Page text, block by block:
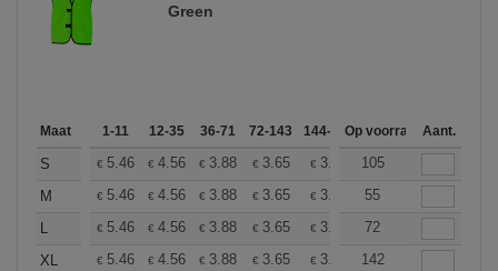
Green
Maat 1-11 12-35 36-71 72-143 144-287 288 + Meer
Op voorraadAant.
S € 5.46 € 4.56 € 3.88 € 3.65 € 3.46 €3.44
105
M
€ 5.46 € 4.56 € 3.88 € 3.65 € 3.46 €3.44
55
L
€ 5.46 € 4.56 € 3.88 € 3.65 € 3.46 €3.44
72
XL
€ 5.46 € 4.56 € 3.88 € 3.65 € 3.46 €3.44
142